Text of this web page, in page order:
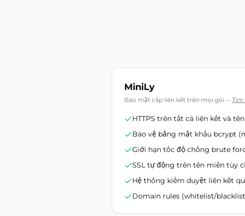
MiniLy
Bảo mật cấp liên kết trên mọi gói -- Tìm
HTTPS trên tất cả liên kết và
Bảo vệ bằng mật khẩu bcrypt
Giới hạn tốc độ chống brute
SSL tự động trên tên miền tùy
Hệ thống kiểm duyệt liên kết
Domain rules (whitelist/